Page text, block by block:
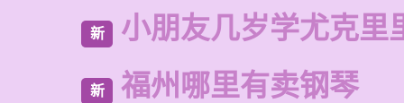
新 小朋友几岁学尤克里
新 福州哪里有卖钢琴